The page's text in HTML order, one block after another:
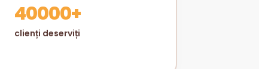
40000+
clienți deserviți